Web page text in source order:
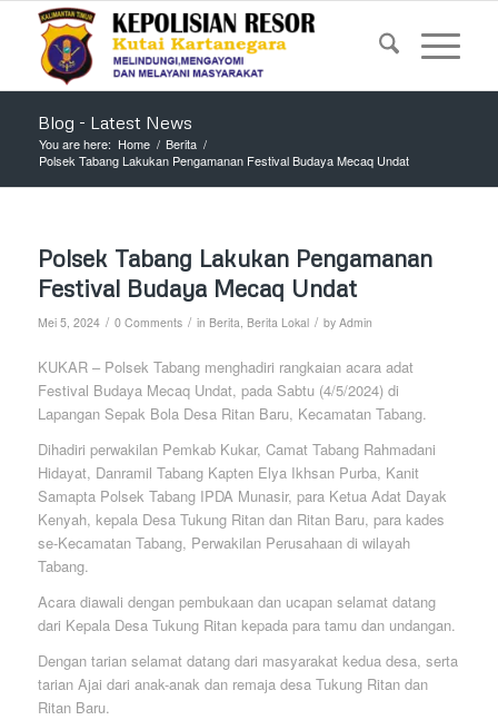
Blog - Latest News
You are here: Home / Berita /
Polsek Tabang Lakukan Pengamanan Festival Budaya Mecaq Undat
Polsek Tabang Lakukan Pengamanan
Festival Budaya Mecaq Undat
Mei 5, 2024 / 0 Comments / in Berita, Berita Lokal / by Admin
KUKAR – Polsek Tabang menghadiri rangkaian acara adat
Festival Budaya Mecaq Undat, pada Sabtu (4/5/2024) di
Lapangan Sepak Bola Desa Ritan Baru, Kecamatan Tabang.
Dihadiri perwakilan Pemkab Kukar, Camat Tabang Rahmadani
Hidayat, Danramil Tabang Kapten Elya Ikhsan Purba, Kanit
Samapta Polsek Tabang IPDA Munasir, para Ketua Adat Dayak
Kenyah, kepala Desa Tukung Ritan dan Ritan Baru, para kades
se-Kecamatan Tabang, Perwakilan Perusahaan di wilayah
Tabang.
Acara diawali dengan pembukaan dan ucapan selamat datang
dari Kepala Desa Tukung Ritan kepada para tamu dan undangan.
Dengan tarian selamat datang dari masyarakat kedua desa, serta
tarian Ajai dari anak-anak dan remaja desa Tukung Ritan dan
Ritan Baru.